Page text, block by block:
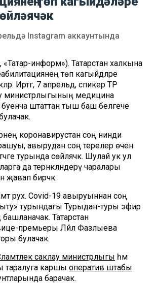
Instagram аккаунтында
«Татар-информ»). Татарстан халкына
төп кагыйдәләре
Иртәгә, 7 апрельдә, спикер ТР
министрлыгының медицина
буенча штаттан тыш баш белгече
коронавирустан соң нинди
авырудан соң терелер өчен
турында сөйләячәк. Шулай ук ул
да тернәкләндерү чаралары
җавап бирәчәк.
рух. Covid-19 авыруыннан соң
турындагы Турыдан-туры эфир
башланачак. Татарстан
премьеры Ләйлә Фазлыева
булачак.
саклау министрлыгы һәм
таралуга каршы оператив штабы
барачак.